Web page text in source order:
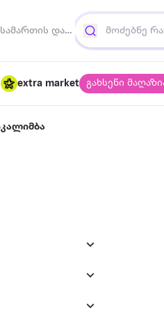
მისამართის დამატება
extra market გახსენი
კალიმბა